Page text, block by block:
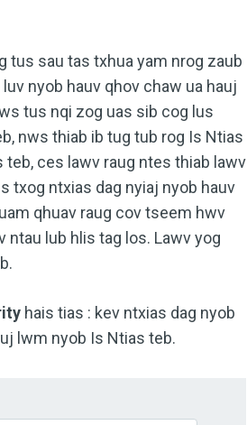
tus sau tas txhua yam nrog zaub
nyob hauv qhov chaw ua hauj
tus nqi zog uas sib cog lus
nws thiab ib tug tub rog Is Ntias
teb, ces lawv raug ntes thiab lawv
txog ntxias dag nyiaj nyob hauv
qhuav raug cov tseem hwv
lub hlis tag los. Lawv yog
hais tias : kev ntxias dag nyob
lwm nyob Is Ntias teb.